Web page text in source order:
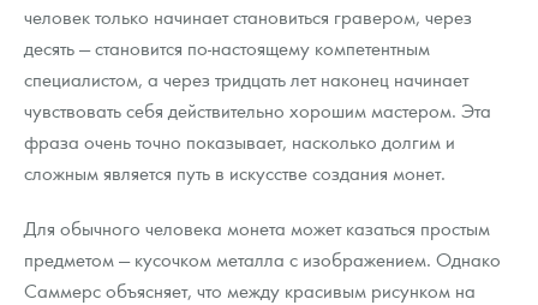
человек только начинает становиться гравером, через
десять — становится по-настоящему компетентным
специалистом, а через тридцать лет наконец начинает
чувствовать себя действительно хорошим мастером. Эта
фраза очень точно показывает, насколько долгим и
сложным является путь в искусстве создания монет.
Для обычного человека монета может казаться простым
предметом — кусочком металла с изображением. Однако
Саммерс объясняет, что между красивым рисунком на